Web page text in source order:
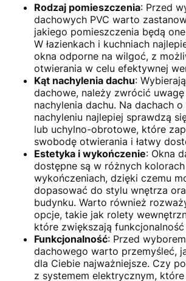
Rodzaj pomieszczenia: Przed
dachowych PVC warto
jakiego pomieszczenia będą
W łazienkach i kuchniach
okna odporne na wilgoć, z
otwierania w celu efektywnej
Kąt nachylenia dachu:
dachowe, należy zwrócić
nachylenia dachu. Na dachach
nachyleniu najlepiej sprawdzą
lub uchylno-obrotowe, które
swobodę otwierania i łatwy
Estetyka i wykończenie: Okna
dostępne są w różnych
wykończeniach, dzięki czemu
dopasować do stylu wnętrza
budynku. Warto również
opcje, takie jak rolety
które zwiększają funkcjonalność
Funkcjonalność: Przed
dachowego warto przemyśleć,
dla Ciebie najważniejsze. Czy
z systemem elektrycznym,